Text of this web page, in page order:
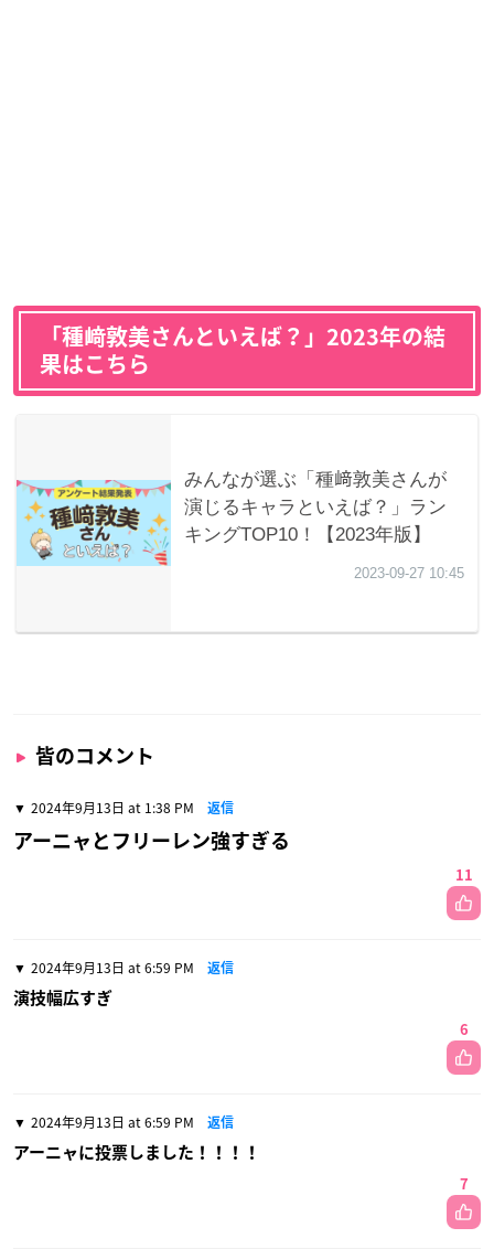
「種﨑敦美さんといえば？」2023年の結
果はこちら
皆のコメント
2024年9月13日 at 1:38 PM 返信
アーニャとフリーレン強すぎる
11
2024年9月13日 at 6:59 PM 返信
演技幅広すぎ
6
2024年9月13日 at 6:59 PM 返信
アーニャに投票しました！！！！
7